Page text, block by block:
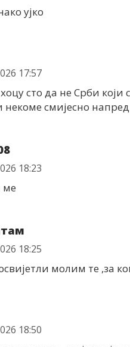
ујко
17:57
сто да не Срби који
некоме смијесно
18:23
ме
18:25
молим те ,за
18:50